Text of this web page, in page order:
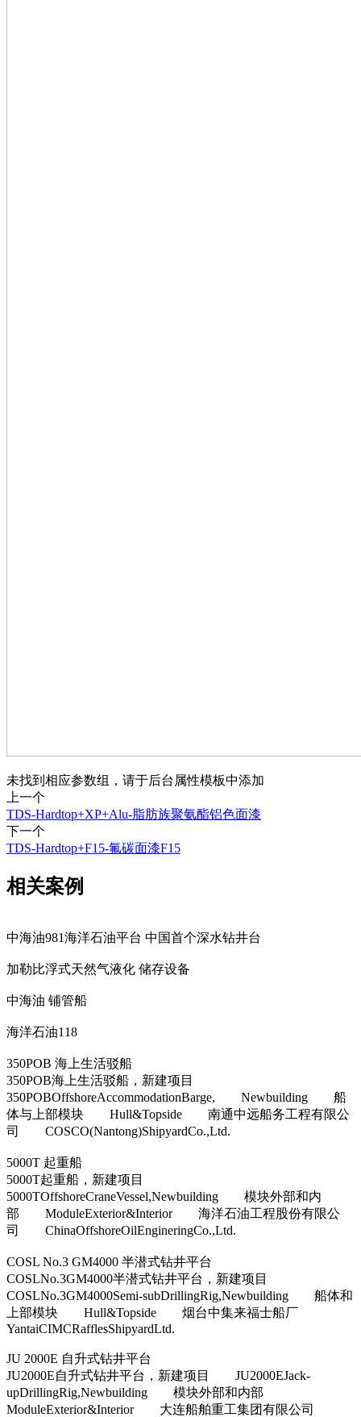
未找到相应参数组，请于后台属性模板中添加
上一个
TDS-Hardtop+XP+Alu-脂肪族聚氨酯铝色面漆
下一个
TDS-Hardtop+F15-氟碳面漆F15
相关案例
中海油981海洋石油平台 中国首个深水钻井台
加勒比浮式天然气液化 储存设备
中海油 铺管船
海洋石油118
350POB 海上生活驳船
350POB海上生活驳船，新建项目
350POBOffshoreAccommodationBarge, Newbuilding 船
体与上部模块 Hull&Topside 南通中远船务工程有限公
司 COSCO(Nantong)ShipyardCo.,Ltd.
5000T 起重船
5000T起重船，新建项目
5000TOffshoreCraneVessel,Newbuilding 模块外部和内
部 ModuleExterior&Interior 海洋石油工程股份有限公
司 ChinaOffshoreOilEngineringCo.,Ltd.
COSL No.3 GM4000 半潜式钻井平台
COSLNo.3GM4000半潜式钻井平台，新建项目
COSLNo.3GM4000Semi-subDrillingRig,Newbuilding 船体和
上部模块 Hull&Topside 烟台中集来福士船厂
YantaiCIMCRafflesShipyardLtd.
JU 2000E 自升式钻井平台
JU2000E自升式钻井平台，新建项目 JU2000EJack-
upDrillingRig,Newbuilding 模块外部和内部
ModuleExterior&Interior 大连船舶重工集团有限公司